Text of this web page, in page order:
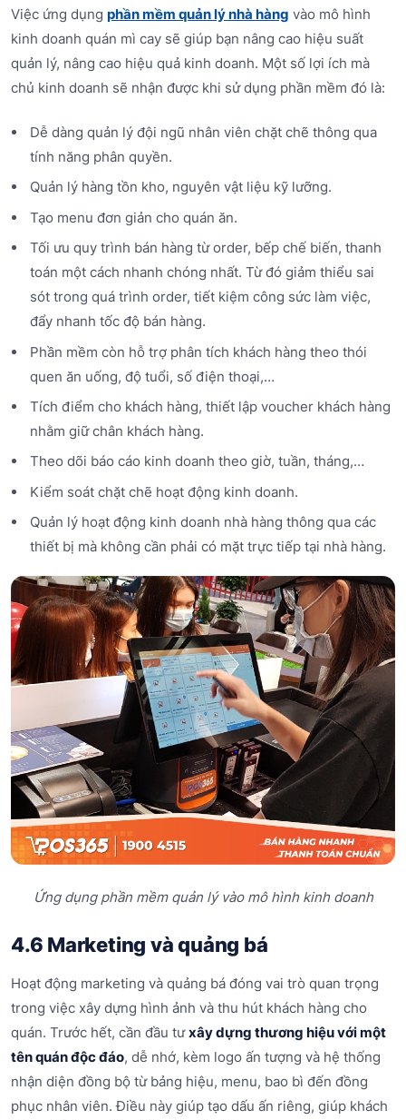
Việc ứng dụng phần mềm quản lý nhà hàng vào mô hình
kinh doanh quán mì cay sẽ giúp bạn nâng cao hiệu suất
quản lý, nâng cao hiệu quả kinh doanh. Một số lợi ích mà
chủ kinh doanh sẽ nhận được khi sử dụng phần mềm đó là:
Dễ dàng quản lý đội ngũ nhân viên chặt chẽ thông qua
tính năng phân quyền.
Quản lý hàng tồn kho, nguyên vật liệu kỹ lưỡng.
Tạo menu đơn giản cho quán ăn.
Tối ưu quy trình bán hàng từ order, bếp chế biến, thanh
toán một cách nhanh chóng nhất. Từ đó giảm thiểu sai
sót trong quá trình order, tiết kiệm công sức làm việc,
đẩy nhanh tốc độ bán hàng.
Phần mềm còn hỗ trợ phân tích khách hàng theo thói
quen ăn uống, độ tuổi, số điện thoại,…
Tích điểm cho khách hàng, thiết lập voucher khách hàng
nhằm giữ chân khách hàng.
Theo dõi báo cáo kinh doanh theo giờ, tuần, tháng,…
Kiểm soát chặt chẽ hoạt động kinh doanh.
Quản lý hoạt động kinh doanh nhà hàng thông qua các
thiết bị mà không cần phải có mặt trực tiếp tại nhà hàng.
Ứng dụng phần mềm quản lý vào mô hình kinh doanh
4.6 Marketing và quảng bá
Hoạt động marketing và quảng bá đóng vai trò quan trọng
trong việc xây dựng hình ảnh và thu hút khách hàng cho
quán. Trước hết, cần đầu tưxây dựng thương hiệu với một
tên quán độc đáo, dễ nhớ, kèm logo ấn tượng và hệ thống
nhận diện đồng bộ từ bảng hiệu, menu, bao bì đến đồng
phục nhân viên. Điều này giúp tạo dấu ấn riêng, giúp khách